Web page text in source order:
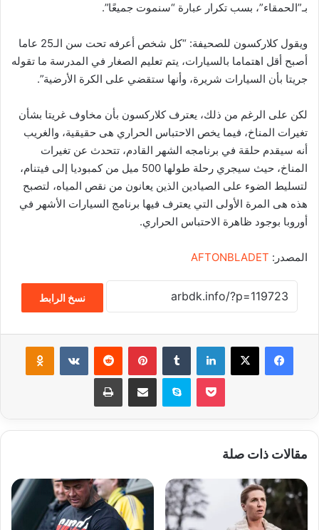
بـ”الحمقاء”، بسب تكرار عبارة “سنموت جميعًا”.
ويقول كلاركسون للصحيفة: “كل شخص أعرفه تحت سن الـ25 عاما
أصبح أقل اهتماما بالسيارات، يتم تعليم الصغار في المدرسة ما تقوله
جريتا بأن السيارات شريرة، وأنها ستقضي على الكرة الأرضية”.
لكن على الرغم من ذلك، يعترف كلاركسون بأن مخاوف غريتا بشأن
تغيرات المناخ، فيما يخص الاحتباس الحراري هى حقيقية، والغريب
أنه سيقدم حلقة في برنامجه الشهر القادم، تتحدث عن تغيرات
المناخ، حيث سيجري رحلة طولها 500 ميل من كمبوديا إلى فيتنام،
لتسليط الضوء على الصيادين الذين يعانون من نقص المياه، لتصبح
هذه هى المرة الأولى التي يعترف فيها برنامج السيارات الأشهر في
أوروبا بوجود ظاهرة الاحتباس الحراري.
المصدر: AFTONBLADET
نسخ الرابط
فيسبوك لينكدإن بينتيريست
سكايب
مقالات ذات صلة